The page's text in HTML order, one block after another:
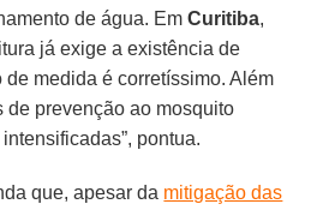
de água. EmCuritiba,
já exige a existência de
de medida é corretíssimo. Além
de prevenção ao mosquito
pontua.
que, apesar da mitigação das